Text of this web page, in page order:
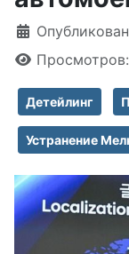
Информация о
Детейлинг
Устранение